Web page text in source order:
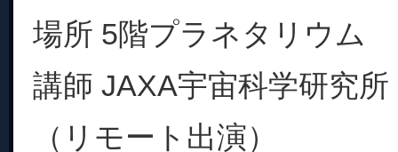
場所 5階プラネタリウム
講師 JAXA宇宙科学研究
（リモート出演）